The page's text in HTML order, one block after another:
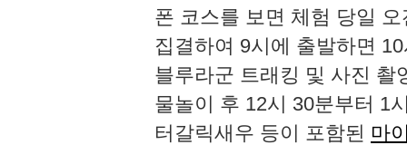
폰 코스를 보면 체험 당일
집결하여 9시에 출발하면
블루라군 트래킹 및 사진
물놀이 후 12시 30분부터 1
터갈릭새우 등이 포함된 마